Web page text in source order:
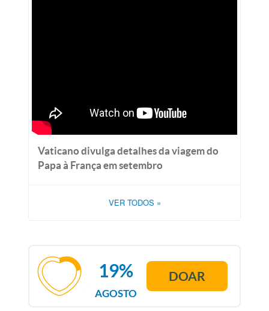
Vaticano divulga detalhes da viagem do
Papa à França em setembro
VER TODOS »
AGOSTO
19% DOAR